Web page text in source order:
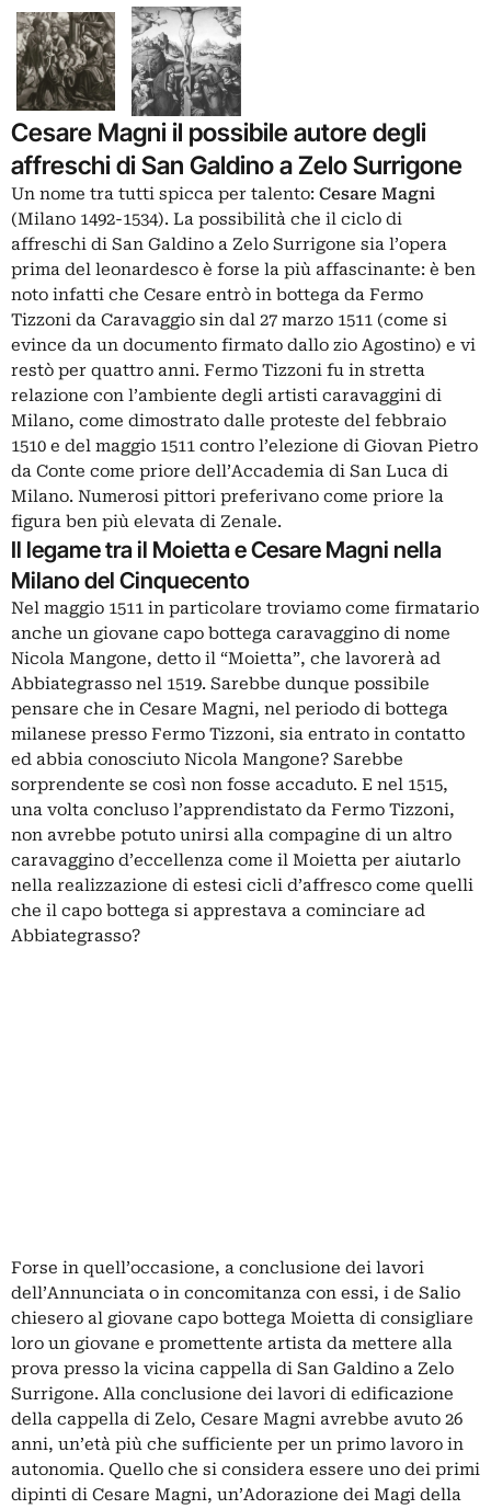
Cesare Magni il possibile autore degli
affreschi di San Galdino a Zelo Surrigone
Un nome tra tutti spicca per talento: Cesare Magni
(Milano 1492-1534). La possibilità che il ciclo di
affreschi di San Galdino a Zelo Surrigone sia l’opera
prima del leonardesco è forse la più affascinante: è ben
noto infatti che Cesare entrò in bottega da Fermo
Tizzoni da Caravaggio sin dal 27 marzo 1511 (come si
evince da un documento firmato dallo zio Agostino) e vi
restò per quattro anni. Fermo Tizzoni fu in stretta
relazione con l’ambiente degli artisti caravaggini di
Milano, come dimostrato dalle proteste del febbraio
1510 e del maggio 1511 contro l’elezione di Giovan Pietro
da Conte come priore dell’Accademia di San Luca di
Milano. Numerosi pittori preferivano come priore la
figura ben più elevata di Zenale.
Il legame tra il Moietta e Cesare Magni nella
Milano del Cinquecento
Nel maggio 1511 in particolare troviamo come firmatario
anche un giovane capo bottega caravaggino di nome
Nicola Mangone, detto il “Moietta”, che lavorerà ad
Abbiategrasso nel 1519. Sarebbe dunque possibile
pensare che in Cesare Magni, nel periodo di bottega
milanese presso Fermo Tizzoni, sia entrato in contatto
ed abbia conosciuto Nicola Mangone? Sarebbe
sorprendente se così non fosse accaduto. E nel 1515,
una volta concluso l’apprendistato da Fermo Tizzoni,
non avrebbe potuto unirsi alla compagine di un altro
caravaggino d’eccellenza come il Moietta per aiutarlo
nella realizzazione di estesi cicli d’affresco come quelli
che il capo bottega si apprestava a cominciare ad
Abbiategrasso?
Forse in quell’occasione, a conclusione dei lavori
dell’Annunciata o in concomitanza con essi, i de Salio
chiesero al giovane capo bottega Moietta di consigliare
loro un giovane e promettente artista da mettere alla
prova presso la vicina cappella di San Galdino a Zelo
Surrigone. Alla conclusione dei lavori di edificazione
della cappella di Zelo, Cesare Magni avrebbe avuto 26
anni, un’età più che sufficiente per un primo lavoro in
autonomia. Quello che si considera essere uno dei primi
dipinti di Cesare Magni, un’Adorazione dei Magi della